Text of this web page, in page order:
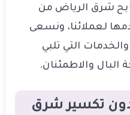
شرق الرياض من
لعملائنا، ونسعى
التي تلبي
البال والاطمئنان.
تكسير شرق